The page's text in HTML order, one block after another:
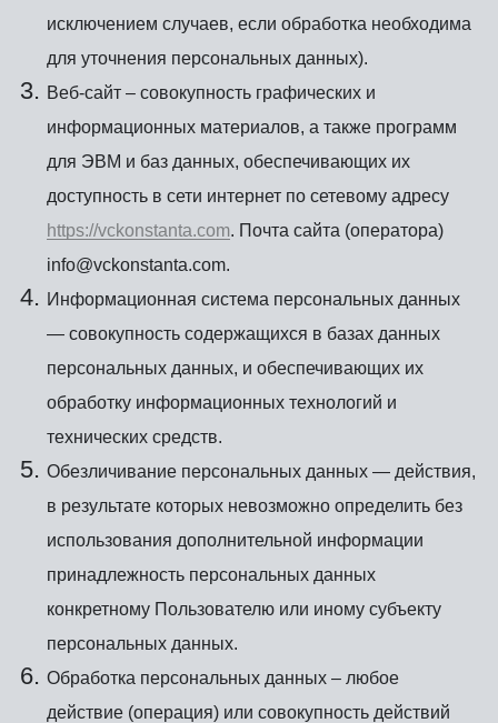
исключением случаев, если обработка необходима
для уточнения персональных данных).
Веб-сайт – совокупность графических и
информационных материалов, а также программ
для ЭВМ и баз данных, обеспечивающих их
доступность в сети интернет по сетевому адресу
https://vckonstanta.com. Почта сайта (оператора)
info@vckonstanta.com.
Информационная система персональных данных
— совокупность содержащихся в базах данных
персональных данных, и обеспечивающих их
обработку информационных технологий и
технических средств.
Обезличивание персональных данных — действия,
в результате которых невозможно определить без
использования дополнительной информации
принадлежность персональных данных
конкретному Пользователю или иному субъекту
персональных данных.
Обработка персональных данных – любое
действие (операция) или совокупность действий